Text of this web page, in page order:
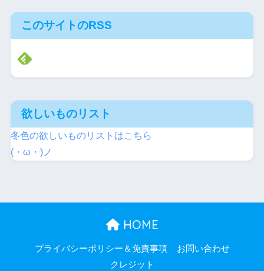
このサイトのRSS
欲しいものリスト
冬色の欲しいものリストはこちら
(・ω・)ノ
HOME
プライバシーポリシー＆免責事項
お問い合わせ
クレジット